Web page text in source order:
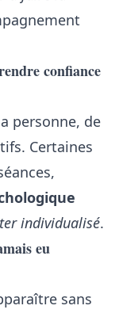
confiance
personne, de
Certaines
individualisé.
eu
sans